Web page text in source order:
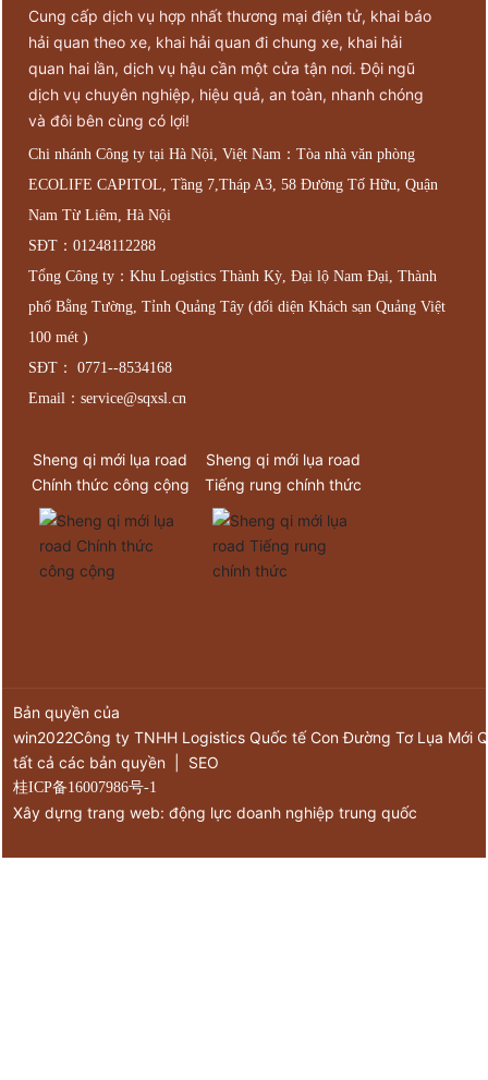
Cung cấp dịch vụ hợp nhất thương mại điện tử, khai báo
hải quan theo xe, khai hải quan đi chung xe, khai hải
quan hai lần, dịch vụ hậu cần một cửa tận nơi. Đội ngũ
dịch vụ chuyên nghiệp, hiệu quả, an toàn, nhanh chóng
và đôi bên cùng có lợi!
Chi nhánh Công ty tại Hà Nội, Việt Nam：Tòa nhà văn phòng
ECOLIFE CAPITOL, Tầng 7,Tháp A3, 58 Đường Tố Hữu, Quận
Nam Từ Liêm, Hà Nội
SĐT： 01248112288
Tổng Công ty：Khu Logistics Thành Kỳ, Đại lộ Nam Đại, Thành
phố Bằng Tường, Tỉnh Quảng Tây (đối diện Khách sạn Quảng Việt
100 mét )
SĐT： 0771--8534168
Email： service@sqxsl.cn
Sheng qi mới lụa road
Chính thức công cộng
Sheng qi mới lụa road
Tiếng rung chính thức
Bản quyền của
win2022Công ty TNHH Logistics Quốc tế Con Đường Tơ Lụa Mới
tất cả các bản quyền | SEO
桂ICP备16007986号-1
Xây dựng trang web: động lực doanh nghiệp trung quốc